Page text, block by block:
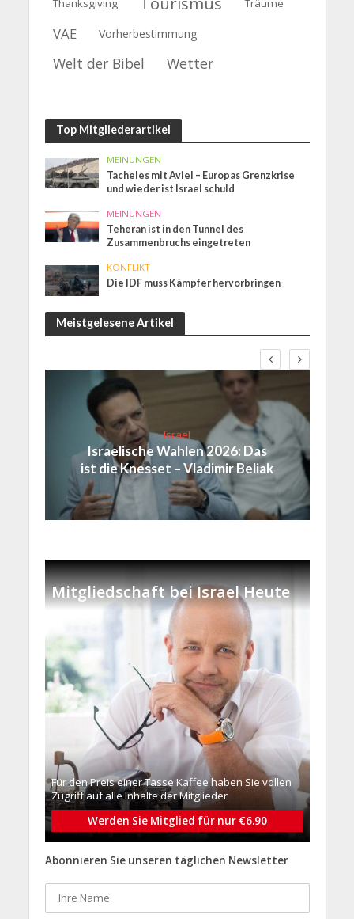
Thanksgiving Träume
VAE Vorherbestimmung
Welt der Bibel Wetter
Top Mitgliederartikel
MEINUNGEN
Tacheles mit Aviel – Europas Grenzkrise
und wieder ist Israel schuld
MEINUNGEN
Teheran ist in den Tunnel des
Zusammenbruchs eingetreten
KONFLIKT
Die IDF muss Kämpfer hervorbringen
Meistgelesene Artikel
Israel
Israelische Wahlen 2026: Das
ist die Knesset – Vladimir Beliak
Mitgliedschaft bei Israel Heute
Für den Preis einer Tasse Kaffee haben Sie vollen
Zugriff auf alle Inhalte der Mitglieder
Werden Sie Mitglied für nur €6.90
Abonnieren Sie unseren täglichen Newsletter